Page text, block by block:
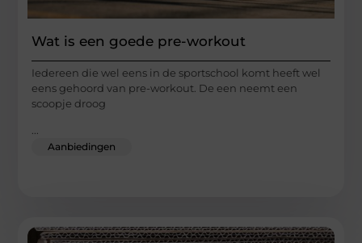
Wat is een goede pre-workout
Iedereen die wel eens in de sportschool komt heeft wel
eens gehoord van pre-workout. De een neemt een
scoopje droog
...
Aanbiedingen